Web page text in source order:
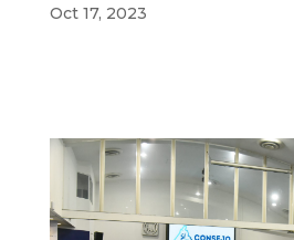
Oct 17, 2023